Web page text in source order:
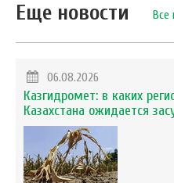
Еще новости Все
06.08.2026
Казгидромет: в каких
Казахстана ожидается